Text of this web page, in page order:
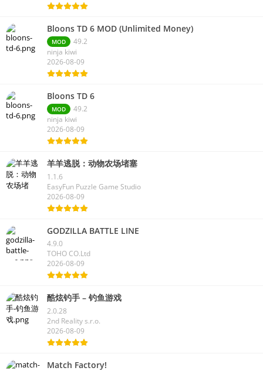
Bloons TD 6 MOD (Unlimited Money)
MOD
49.2
ninja kiwi
2026-08-09
Bloons TD 6
MOD
49.2
ninja kiwi
2026-08-09
羊羊逃脱：动物农场堵塞
1.1.6
EasyFun Puzzle Game Studio
2026-08-09
GODZILLA BATTLE LINE
4.9.0
TOHO CO.Ltd
2026-08-09
酷炫钓手 – 钓鱼游戏
2.0.28
2nd Reality s.r.o.
2026-08-09
Match Factory!